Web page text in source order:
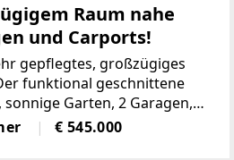
Raum nahe
und Carports!
gepflegtes, großzügiges
funktional geschnittene
Garten, 2 Garagen,
Abstellplätze, der
der großzügige
€ 545.000